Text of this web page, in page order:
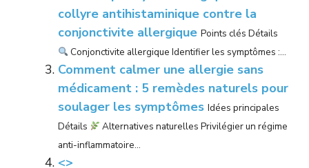
collyre antihistaminique contre la
conjonctivite allergique Points clés Détails
Conjonctivite allergique Identifier les symptômes :...
Comment calmer une allergie sans
médicament : 5 remèdes naturels pour
soulager les symptômes Idées principales
Détails
Alternatives naturelles Privilégier un régime
anti-inflammatoire...
<>